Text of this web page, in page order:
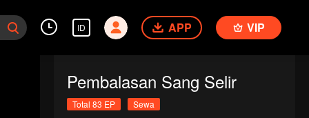
ID APP VIP
Pembalasan Sang Selir
Total 83 EP Sewa